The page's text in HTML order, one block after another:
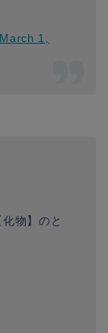
March 1,
物】のと